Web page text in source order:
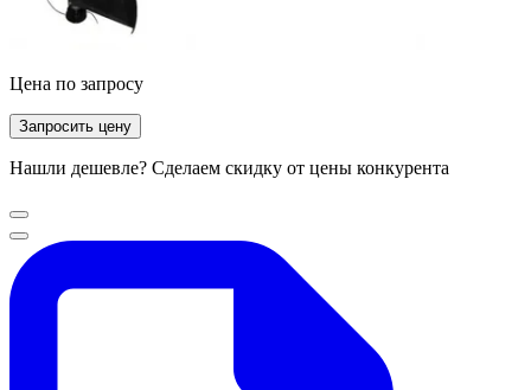
Цена по запросу
Запросить цену
Нашли дешевле? Сделаем скидку от цены конкурента